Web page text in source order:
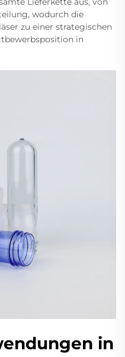
wodurch die
zu einer strategischen
in
in